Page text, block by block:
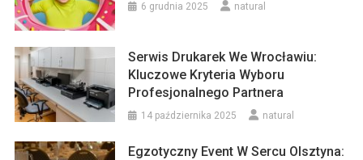
6 grudnia 2025 natural
Serwis Drukarek We Wrocławiu:
Kluczowe Kryteria Wyboru
Profesjonalnego Partnera
14 października 2025 natural
Egzotyczny Event W Sercu Olsztyna: